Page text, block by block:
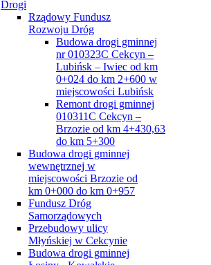
Drogi
Rządowy Fundusz
Rozwoju Dróg
Budowa drogi gminnej
nr 010323C Cekcyn –
Lubińsk – Iwiec od km
0+024 do km 2+600 w
miejscowości Lubińsk
Remont drogi gminnej
010311C Cekcyn –
Brzozie od km 4+430,63
do km 5+300
Budowa drogi gminnej
wewnętrznej w
miejscowości Brzozie od
km 0+000 do km 0+957
Fundusz Dróg
Samorządowych
Przebudowy ulicy
Młyńskiej w Cekcynie
Budowa drogi gminnej